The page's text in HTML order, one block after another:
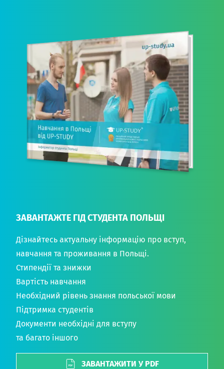
ЗАВАНТАЖТЕ ГІД СТУДЕНТА ПОЛЬЩІ
Дізнайтесь актуальну інформацію про вступ,
навчання та проживання в Польщі.
Стипендії та знижки
Вартість навчання
Необхідний рівень знання польської мови
Підтримка студентів
Документи необхідні для вступу
та багато іншого
ЗАВАНТАЖИТИ У PDF